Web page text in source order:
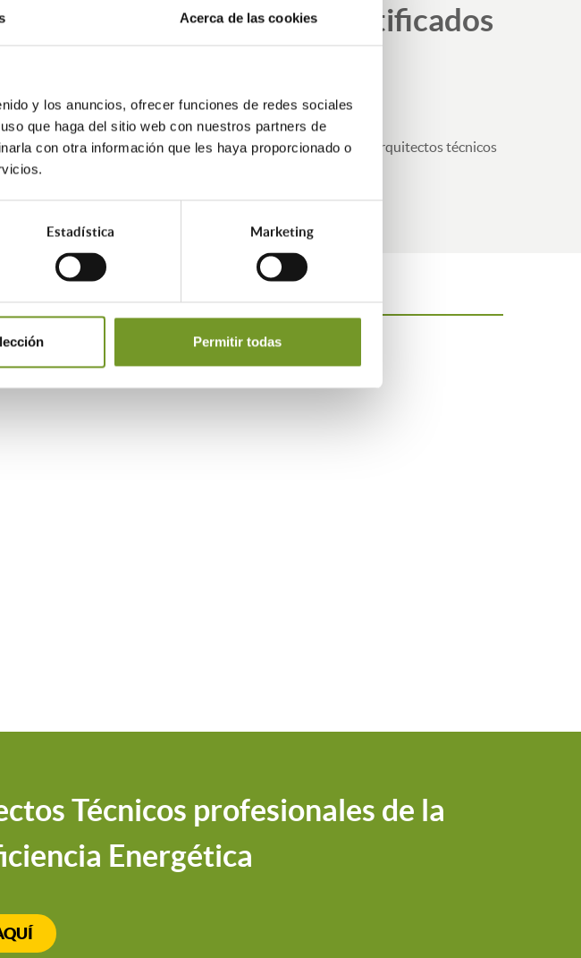
Acerca de las cookies
y los anuncios, ofrecer funciones de redes sociales
que haga del sitio web con nuestros partners de
con otra información que les haya proporcionado o
Estadística Marketing
Permitir todas
para la Gestión de los Certificados
como un centro de referencia y apoyo para que los arquitectos técnicos
de actuaciones de rehabilitación energética.
Técnicos profesionales de la
Energética